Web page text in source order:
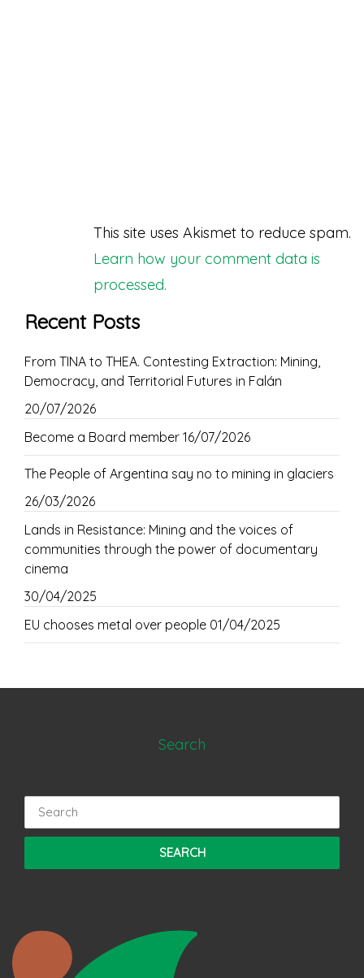
This site uses Akismet to reduce spam.
Learn how your comment data is
processed.
Recent Posts
From TINA to THEA. Contesting Extraction: Mining,
Democracy, and Territorial Futures in Falán
20/07/2026
Become a Board member 16/07/2026
The People of Argentina say no to mining in glaciers
26/03/2026
Lands in Resistance: Mining and the voices of
communities through the power of documentary
cinema
30/04/2025
EU chooses metal over people 01/04/2025
Search
for: